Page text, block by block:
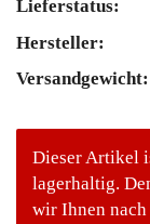
Lieferstatus:
Hersteller:
Versandgewicht:
Dieser Artikel
lagerhaltig.
wir Ihnen